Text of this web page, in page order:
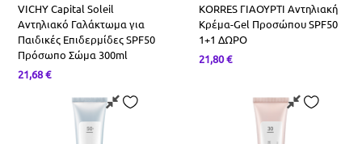
VICHY Capital Soleil
Αντηλιακό Γαλάκτωμα για
Παιδικές Επιδερμίδες SPF50
Πρόσωπο Σώμα 300ml
21,68€
KORRES ΓΙΑΟΥΡΤΙ Αντηλιακή
Κρέμα-Gel Προσώπου SPF50
1+1 ΔΩΡΟ
21,80€